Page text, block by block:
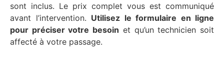
sont inclus. Le prix complet vous est communiqué
avant l’intervention. Utilisez le formulaire en ligne
pour préciser votre besoin et qu’un technicien soit
affecté à votre passage.